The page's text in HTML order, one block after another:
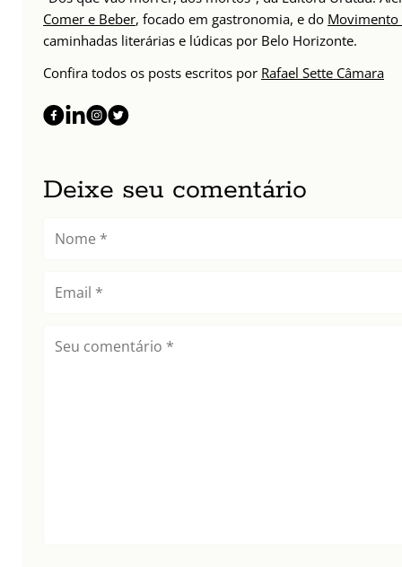
Comer e Beber, focado em gastronomia, e do Movimento
caminhadas literárias e lúdicas por Belo Horizonte.
Confira todos os posts escritos por Rafael Sette Câmara
Deixe seu comentário